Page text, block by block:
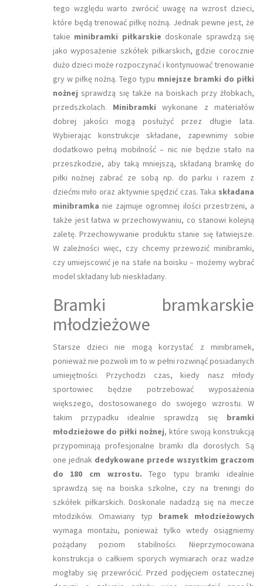
tego względu warto zwrócić uwagę na wzrost dzieci,
które będą trenować piłkę nożną. Jednak pewne jest, że
takie minibramki piłkarskie doskonale sprawdzą się
jako wyposażenie szkółek piłkarskich, gdzie corocznie
dużo dzieci może rozpoczynać i kontynuować trenowanie
gry w piłkę nożną. Tego typu mniejsze bramki do piłki
nożnej sprawdzą się także na boiskach przy żłobkach,
przedszkolach. Minibramki wykonane z materiałów
dobrej jakości mogą posłużyć przez długie lata.
Wybierając konstrukcje składane, zapewnimy sobie
dodatkowo pełną mobilność – nic nie będzie stało na
przeszkodzie, aby taką mniejszą, składaną bramkę do
piłki nożnej zabrać ze sobą np. do parku i razem z
dziećmi miło oraz aktywnie spędzić czas. Taka składana
minibramka nie zajmuje ogromnej ilości przestrzeni, a
także jest łatwa w przechowywaniu, co stanowi kolejną
zaletę. Przechowywanie produktu stanie się łatwiejsze.
W zależności więc, czy chcemy przewozić minibramki,
czy umiejscowić je na stałe na boisku – możemy wybrać
model składany lub nieskładany.
Bramki bramkarskie
młodzieżowe
Starsze dzieci nie mogą korzystać z minibramek,
ponieważ nie pozwoli im to w pełni rozwinąć posiadanych
umiejętności. Przychodzi czas, kiedy nasz młody
sportowiec będzie potrzebować wyposażenia
większego, dostosowanego do swojego wzrostu. W
takim przypadku idealnie sprawdzą się bramki
młodzieżowe do piłki nożnej, które swoją konstrukcją
przypominają profesjonalne bramki dla dorosłych. Są
one jednak dedykowane przede wszystkim graczom
do 180 cm wzrostu. Tego typu bramki idealnie
sprawdzą się na boiska szkolne, czy na treningi do
szkółek piłkarskich. Doskonale nadadzą się na mecze
młodzików. Omawiany typ bramek młodzieżowych
wymaga montażu, ponieważ tylko wtedy osiągniemy
pożądany poziom stabilności. Nieprzymocowana
konstrukcja o całkiem sporych wymiarach oraz wadze
mogłaby się przewrócić. Przed podjęciem ostatecznej